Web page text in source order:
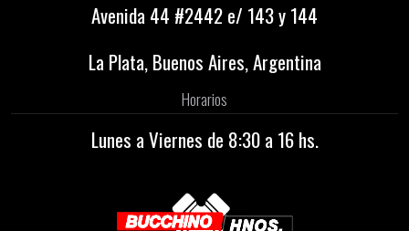
Avenida 44 #2442 e/ 143 y 144
La Plata, Buenos Aires, Argentina
Horarios
Lunes a Viernes de 8:30 a 16 hs.